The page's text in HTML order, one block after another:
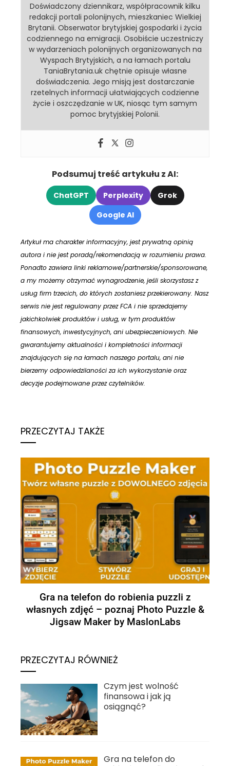
Doświadczony dziennikarz, współpracownik kilku
redakcji portali polonijnych, mieszkaniec Wielkiej
Brytanii. Obserwator brytyjskiej gospodarki i życia
codziennego na emigracji. Osobiście uczestniczy
w wydarzeniach polonijnych organizowanych na
Wyspach Brytyjskich, a na łamach portalu
TaniaBrytania.uk chętnie opisuje własne
doświadczenia. Jego misją jest dostarczanie
rzetelnych informacji ułatwiających codzienne
życie i oszczędzanie w UK, niosąc tym samym
pomoc brytyjskiej Polonii.
Podsumuj treść artykułu z AI:
ChatGPT Perplexity
Grok
Google AI
Artykuł ma charakter informacyjny, jest prywatną opinią
autora i nie jest poradą/rekomendacją w rozumieniu prawa.
Ponadto zawiera linki reklamowe/partnerskie/sponsorowane,
a my możemy otrzymać wynagrodzenie, jeśli skorzystasz z
usług firm trzecich, do których zostaniesz przekierowany. Nasz
serwis nie jest regulowany przez FCA i nie sprzedajemy
jakichkolwiek produktów i usług, w tym produktów
finansowych, inwestycyjnych, ani ubezpieczeniowych. Nie
gwarantujemy aktualności i kompletności informacji
znajdujących się na łamach naszego portalu, ani nie
bierzemy odpowiedzilaności za ich wykorzystanie oraz
decyzje podejmowane przez czytelników.
PRZECZYTAJ TAKŻE
Gra na telefon do robienia puzzli z
własnych zdjęć – poznaj Photo Puzzle &
Jigsaw Maker by MaslonLabs
PRZECZYTAJ RÓWNIEŻ
Czym jest wolność
finansowa i jak ją
osiągnąć?
Gra na telefon do